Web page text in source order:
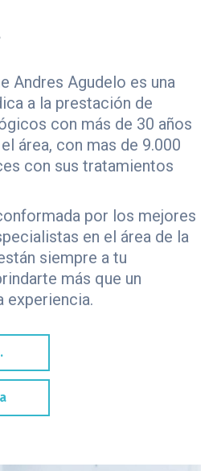
Andres Agudelo es una
a la prestación de
con más de 30 años
área, con mas de 9.000
con sus tratamientos
por los mejores
en el área de la
siempre a tu
más que un
experiencia.